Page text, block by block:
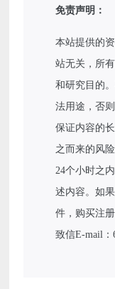
免责声明：
本站提供的
站无关，所
和研究目的
法用途，否
保证内容的
之而来的风
24个小时之
述内容。如
件，购买注
致信E-mail：